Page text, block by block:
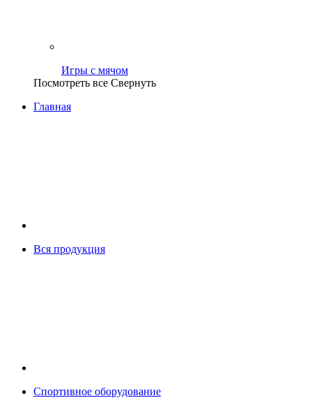
Игры с мячом
Посмотреть все Свернуть
Главная
Вся продукция
Спортивное оборудование